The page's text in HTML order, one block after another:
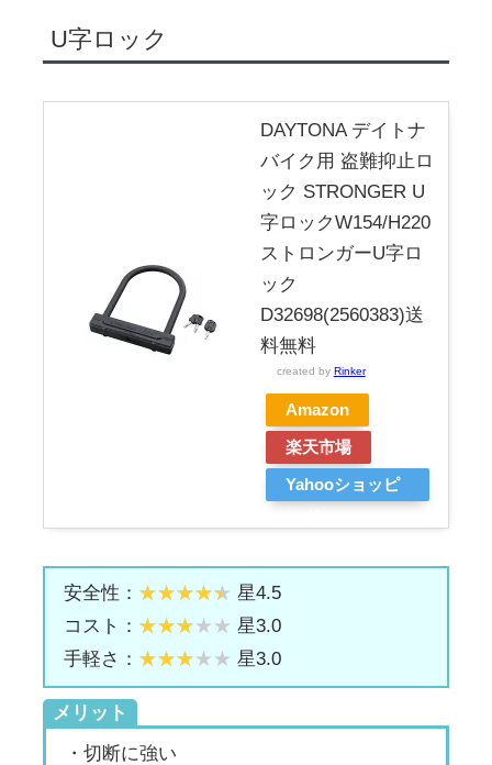
U字ロック
DAYTONA デイトナ
バイク用 盗難抑止ロ
ック STRONGER U
字ロックW154/H220
ストロンガーU字ロ
ック
D32698(2560383)送
料無料
created by Rinker
Amazon
楽天市場
Yahooショッピ
安全性：
星4.5
コスト：
星3.0
手軽さ：
星3.0
メリット
・切断に強い